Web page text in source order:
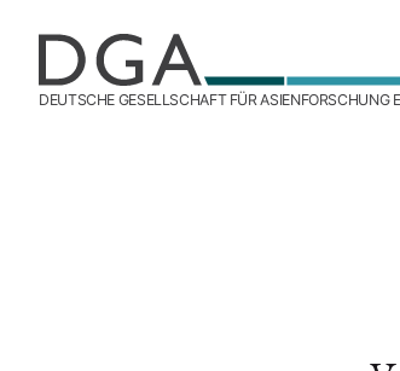
DEUTSCHE GESELLSCHAFT FÜR ASIENFORSCHUNG